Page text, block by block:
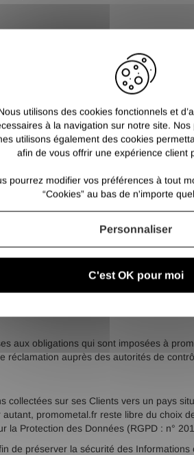
de promometal.fr disposent des droits
de mise à jour, de complétude des
caractère personnel (article 17 du
;
18 RGPD) ;
21 RGPD) ;
lorsque ces données font l’objet de
et de choisir à qui promometal.fr devra
d’instructions de sa part, promometal.fr
Personnelles, demander à les rectifier
que promometal.fr corrige,
aux obligations qui sont imposées à
auprès des autorités de
sur ses Clients vers un pays
promometal.fr reste libre du choix
la Protection des Données (RGPD : n°
de préserver la sécurité des
utilisons des cookies fonctionnels et
à la navigation sur notre site.
utilisons également des cookies
afin de vous offrir une expérience client
pourrez modifier vos préférences à tout
“Cookies” au bas de n'importe
C'est OK pour moi
Personnaliser